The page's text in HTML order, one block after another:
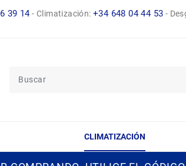
39 14-Climatización:+34 648 04 44 53 -
CLIMATIZACIÓN